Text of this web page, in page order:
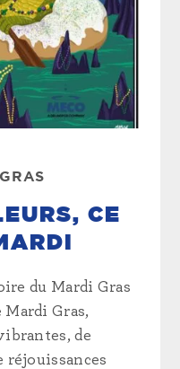
CE
du Mardi Gras
Gras,
de
réjouissances